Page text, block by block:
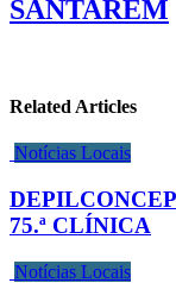
SANTARÉM
Related Articles
Notícias Locais
75.ª CLÍNICA
Notícias Locais